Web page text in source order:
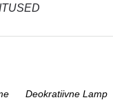
Deokratiivne Lamp